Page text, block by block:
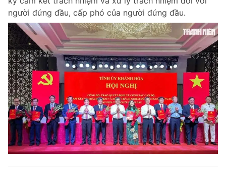
Chào ngày mới Tin 24h
Tin thị trường Tin 360
Video Magazine
Sản phẩm khác
Tiện ích Bạn cần biết
Tin đã xem
Đăng xuất
người đứng đầu, cấp phó của người đứng đầu.